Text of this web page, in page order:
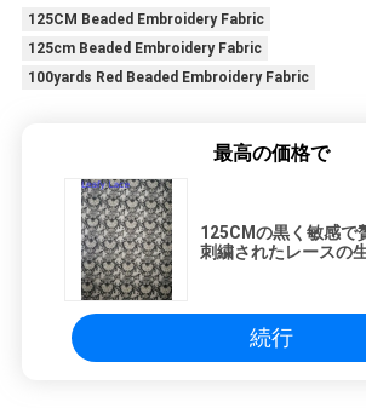
125CM Beaded Embroidery Fabric
125cm Beaded Embroidery Fabric
100yards Red Beaded Embroidery Fabric
最高の価格で
125CMの黒く敏感で
刺繍されたレースの
続行